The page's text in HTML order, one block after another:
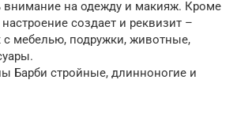
внимание на одежду и макияж. Кроме
настроение создает и реквизит –
мебелью, подружки, животные,
Барби стройные, длинноногие и